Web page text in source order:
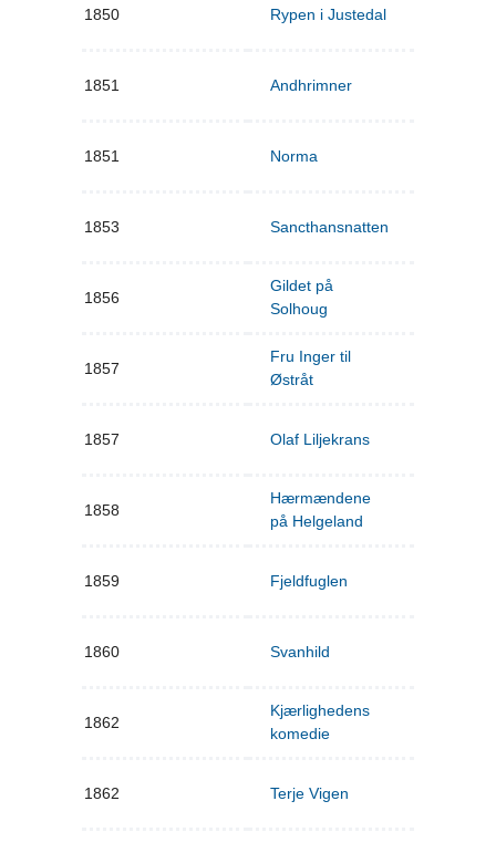
1850 Rypen i Justedal
1851 Andhrimner
1851 Norma
1853 Sancthansnatten
1856
Gildet på
Solhoug
1857
Fru Inger til
Østråt
1857 Olaf Liljekrans
1858
Hærmændene
på Helgeland
1859 Fjeldfuglen
1860 Svanhild
1862
Kjærlighedens
komedie
1862 Terje Vigen